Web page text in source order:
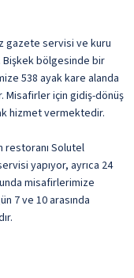
gazete servisi ve kuru
Bişkek bölgesinde bir
538 ayak kare alanda
Misafirler için gidiş-dönüş
hizmet vermektedir.
restoranı Solutel
yapıyor, ayrıca 24
misafirlerimize
7 ve 10 arasında